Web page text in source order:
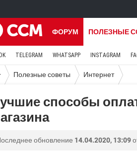
ФОРУМ ПОЛЕЗНЫЕ
TELEGRAM WHATSAPP INSTAGRAM
Полезные советы Интернет
способы
обновление 14.04.2020, 13:09